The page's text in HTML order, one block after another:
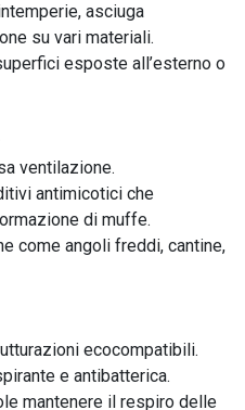
asciuga
su vari materiali.
esposte all’esterno o
ventilazione.
antimicotici che
di muffe.
come angoli freddi, cantine,
ecocompatibili.
e antibatterica.
mantenere il respiro delle